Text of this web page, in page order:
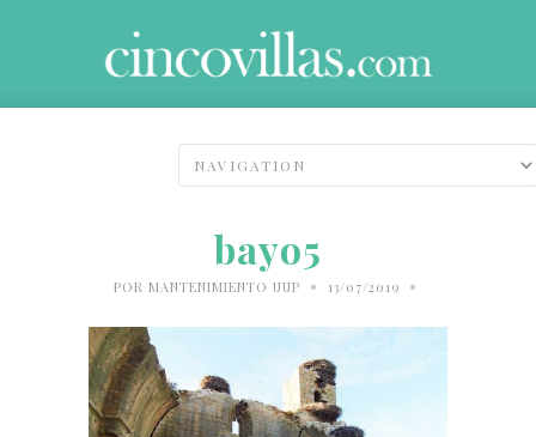
bayo5
POR MANTENIMIENTO UUP • 13/07/2019 •